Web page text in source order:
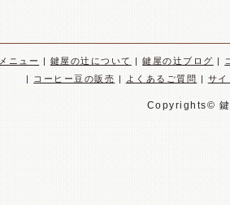
メニュー | 鍵屋の辻について |鍵屋の辻ブログ |
| コーヒー豆の販売 | よくあるご質問 | サイ
Copyrights©